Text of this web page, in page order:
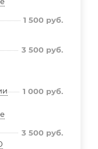
1 500 руб.
3 500 руб.
1 000 руб.
3 500 руб.